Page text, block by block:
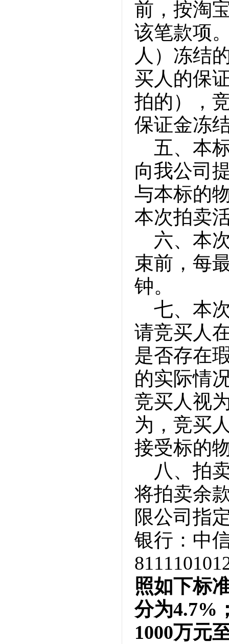
前，按淘
该笔款项
人）冻结
买人的保
拍的），
保证金冻
五、本
向我公司
与本标的
本次拍卖
六、本
束前，每
钟。
七、本
请竞买人
是否存在
的实际情
竞买人视
为，竞买
接受标的
八、拍
将拍卖余
限公司指
银行：中
照如下标
分为4.7%
1000万元